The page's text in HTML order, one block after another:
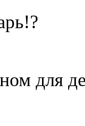
для